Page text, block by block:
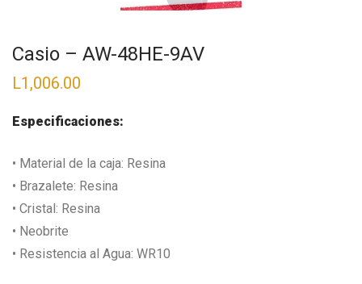
Casio – AW-48HE-9AV
L1,006.00
Especificaciones:
• Material de la caja: Resina
• Brazalete: Resina
• Cristal: Resina
• Neobrite
• Resistencia al Agua: WR10